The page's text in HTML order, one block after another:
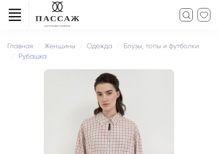
Главная Женщины Одежда
Блузы, топы и футболки
Рубашка